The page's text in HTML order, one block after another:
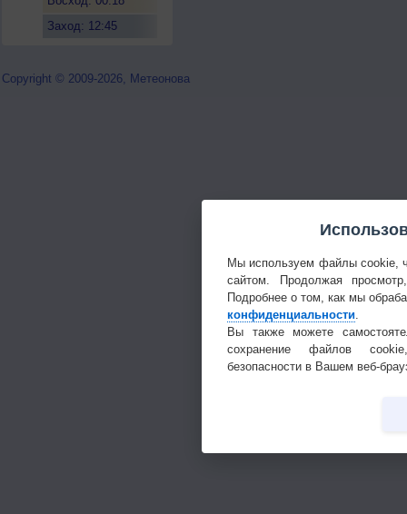
Заход: 12:45
Copyright © 2009-2026, Метеонова
Мы используем файлы cookie,
сайтом. Продолжая
Подробнее о том, как мы
конфиденциальности.
Вы также можете
сохранение файлов
безопасности в Вашем веб-